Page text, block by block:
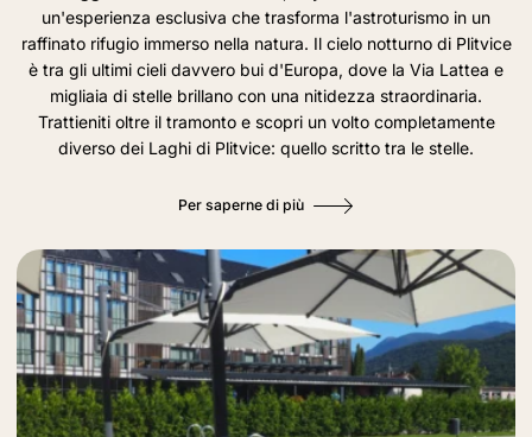
un'esperienza esclusiva che trasforma l'astroturismo in un
raffinato rifugio immerso nella natura. Il cielo notturno di Plitvice
è tra gli ultimi cieli davvero bui d'Europa, dove la Via Lattea e
migliaia di stelle brillano con una nitidezza straordinaria.
Trattieniti oltre il tramonto e scopri un volto completamente
diverso dei Laghi di Plitvice: quello scritto tra le stelle.
Per saperne di più